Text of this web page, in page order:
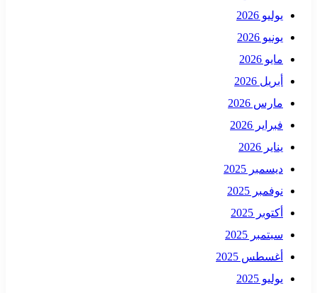
يوليو 2026
يونيو 2026
مايو 2026
أبريل 2026
مارس 2026
فبراير 2026
يناير 2026
ديسمبر 2025
نوفمبر 2025
أكتوبر 2025
سبتمبر 2025
أغسطس 2025
يوليو 2025